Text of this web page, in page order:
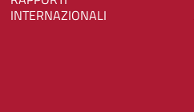
INTERNAZIONALI